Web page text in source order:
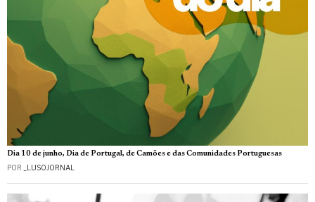
Dia 10 de junho, Dia de Portugal, de Camões e das Comunidades Portuguesas
POR _LUSOJORNAL